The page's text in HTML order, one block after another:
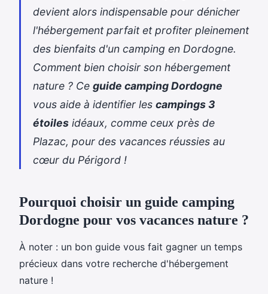
devient alors indispensable pour dénicher
l'hébergement parfait et profiter pleinement
des bienfaits d'un camping en Dordogne.
Comment bien choisir son hébergement
nature ? Ce guide camping Dordogne
vous aide à identifier les campings 3
étoiles idéaux, comme ceux près de
Plazac, pour des vacances réussies au
cœur du Périgord !
Pourquoi choisir un guide camping
Dordogne pour vos vacances nature ?
À noter : un bon guide vous fait gagner un temps
précieux dans votre recherche d'hébergement
nature !